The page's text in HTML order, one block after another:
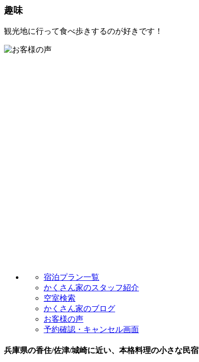
趣味
観光地に行って食べ歩きするのが好きです！
宿泊プラン一覧
かくさん家のスタッフ紹介
空室検索
かくさん家のブログ
お客様の声
予約確認・キャンセル画面
兵庫県の香住/佐津/城崎に近い、本格料理の小さな民宿